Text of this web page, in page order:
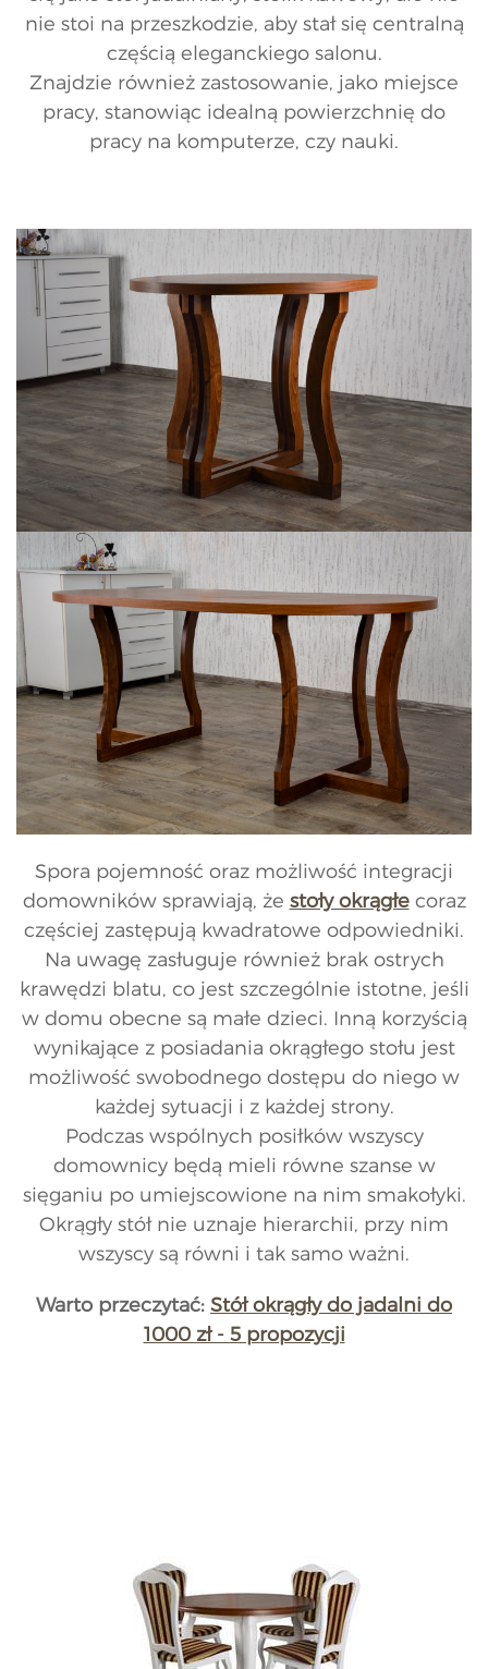
nie stoi na przeszkodzie, aby stał się centralną
częścią eleganckiego salonu.
Znajdzie również zastosowanie, jako miejsce
pracy, stanowiąc idealną powierzchnię do
pracy na komputerze, czy nauki.
Spora pojemność oraz możliwość integracji
domowników sprawiają, że stoły okrągłecoraz
częściej zastępują kwadratowe odpowiedniki.
Na uwagę zasługuje również brak ostrych
krawędzi blatu, co jest szczególnie istotne, jeśli
w domu obecne są małe dzieci. Inną korzyścią
wynikające z posiadania okrągłego stołu jest
możliwość swobodnego dostępu do niego w
każdej sytuacji i z każdej strony.
Podczas wspólnych posiłków wszyscy
domownicy będą mieli równe szanse w
sięganiu po umiejscowione na nim smakołyki.
Okrągły stół nie uznaje hierarchii, przy nim
wszyscy są równi i tak samo ważni.
Warto przeczytać: Stół okrągły do jadalni do
1000 zł - 5 propozycji